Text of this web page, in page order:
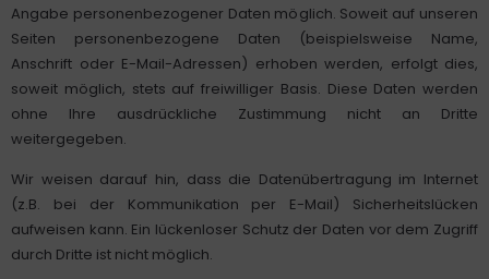
Angabe personenbezogener Daten möglich. Soweit auf unseren
Seiten personenbezogene Daten (beispielsweise Name,
Anschrift oder E-Mail-Adressen) erhoben werden, erfolgt dies,
soweit möglich, stets auf freiwilliger Basis. Diese Daten werden
ohne Ihre ausdrückliche Zustimmung nicht an Dritte
weitergegeben.
Wir weisen darauf hin, dass die Datenübertragung im Internet
(z.B. bei der Kommunikation per E-Mail) Sicherheitslücken
aufweisen kann. Ein lückenloser Schutz der Daten vor dem Zugriff
durch Dritte ist nicht möglich.